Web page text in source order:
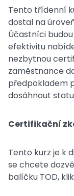
Tento třídenní
dostal na
Účastníci
efektivitu
nezbytnou
zaměstnance
předpokladem
dosáhnout
Certifikační
Tento kurz je k
se chcete
balíčku TOD,